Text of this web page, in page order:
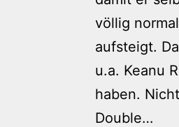
völlig
aufsteigt.
u.a. Keanu
haben.
Double…